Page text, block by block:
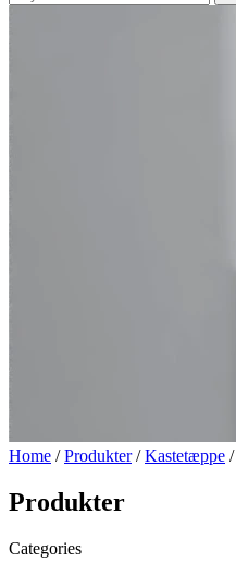
Home /Produkter/Kastetæppe /
Produkter
Categories